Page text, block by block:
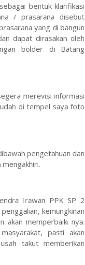
bentuk klarifikasi
/ prasarana disebut
yang di bangun
dapat dirasakan oleh
bolder di Batang
merevisi informasi
di tempel saya foto
pengetahuan dan
Irawan PPK SP 2
kemungkinan
akan memperbaiki nya.
pasti akan
takut memberikan